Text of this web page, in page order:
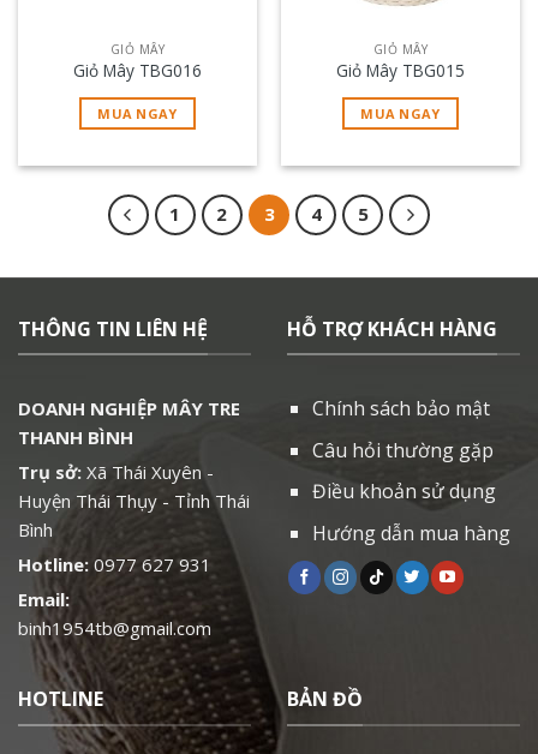
GIỎ MÂY
Giỏ Mây TBG016
MUA NGAY
GIỎ MÂY
Giỏ Mây TBG015
MUA NGAY
1 2 3 4 5
THÔNG TIN LIÊN HỆ
DOANH NGHIỆP MÂY TRE
THANH BÌNH
Trụ sở: Xã Thái Xuyên -
Huyện Thái Thụy - Tỉnh Thái
Bình
Hotline: 0977 627 931
Email:
binh1954tb@gmail.com
HỖ TRỢ KHÁCH HÀNG
Chính sách bảo mật
Câu hỏi thường gặp
Điều khoản sử dụng
Hướng dẫn mua hàng
HOTLINE BẢN ĐỒ